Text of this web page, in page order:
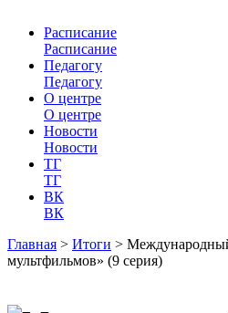
Расписание
Расписание
Педагогу
Педагогу
О центре
О центре
Новости
Новости
ТГ
ТГ
ВК
ВК
Главная > Итоги >
мультфильмов» (9 серия)